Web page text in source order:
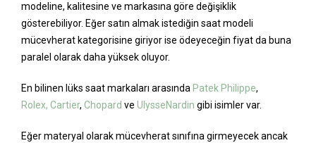
modeline, kalitesine ve markasına göre değişiklik
gösterebiliyor. Eğer satın almak istediğin saat modeli
mücevherat kategorisine giriyor ise ödeyeceğin fiyat da buna
paralel olarak daha yüksek oluyor.
En bilinen lüks saat markaları arasında Patek Philippe,
Rolex, Cartier, Chopard ve UlysseNardin gibi isimler var.
Eğer materyal olarak mücevherat sınıfına girmeyecek ancak